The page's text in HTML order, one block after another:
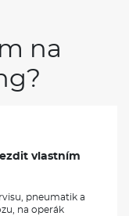
na
vlastním
pneumatik a
na operák